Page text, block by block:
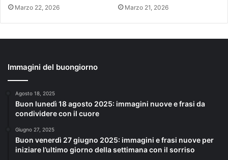
Marzo 22, 2026 Marzo 21, 2026
Immagini del buongiorno
Agosto 18, 2025
Buon lunedì 18 agosto 2025: immagini nuove e frasi da
condividere con il cuore
Giugno 27, 2025
Buon venerdì 27 giugno 2025: immagini e frasi nuove per
iniziare l’ultimo giorno della settimana con il sorriso